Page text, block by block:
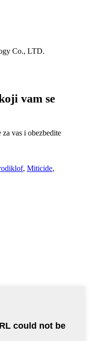
Co., LTD.
vam se
vas i obezbedite
, Miticide,